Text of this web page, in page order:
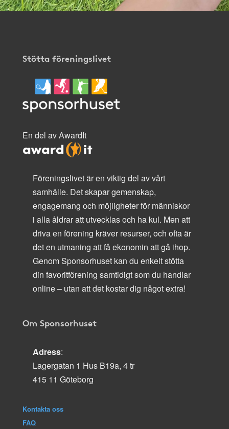
Stötta föreningslivet
En del av AwardIt
Föreningslivet är en viktig del av vårt
samhälle. Det skapar gemenskap,
engagemang och möjligheter för människor
i alla åldrar att utvecklas och ha kul. Men att
driva en förening kräver resurser, och ofta är
det en utmaning att få ekonomin att gå ihop.
Genom Sponsorhuset kan du enkelt stötta
din favoritförening samtidigt som du handlar
online – utan att det kostar dig något extra!
Om Sponsorhuset
Adress:
Lagergatan 1 Hus B19a, 4 tr
415 11 Göteborg
Kontakta oss
FAQ